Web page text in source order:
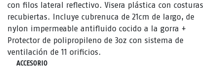
con filos lateral reflectivo. Visera plástica con costuras
recubiertas. Incluye cubrenuca de 21cm de largo, de
nylon impermeable antifluido cocido a la gorra +
Protector de polipropileno de 3oz con sistema de
ventilación de 11 orificios.
ACCESORIO